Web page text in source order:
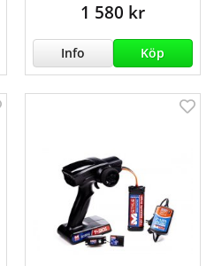
1 580 kr
Info Köp